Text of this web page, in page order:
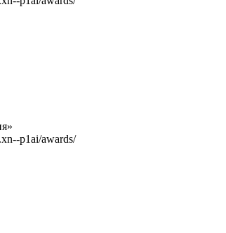
p1ai/awards/